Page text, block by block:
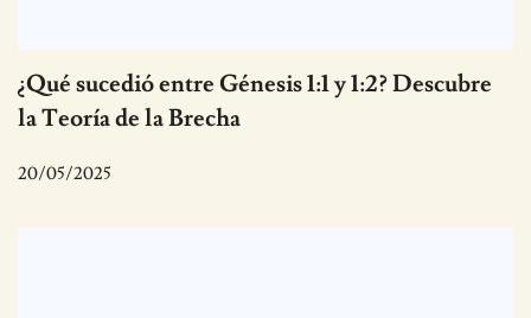
¿Qué sucedió entre Génesis 1:1 y 1:2? Descubre
la Teoría de la Brecha
20/05/2025